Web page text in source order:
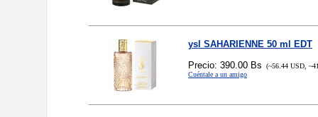
ysl SAHARIENNE 50 ml EDT
Precio: 390.00 Bs (~56.44 USD,
Cuéntale a un amigo